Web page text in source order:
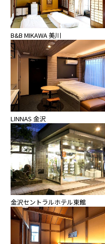
B&B MIKAWA 美川
LINNAS 金沢
金沢セントラルホテル東館